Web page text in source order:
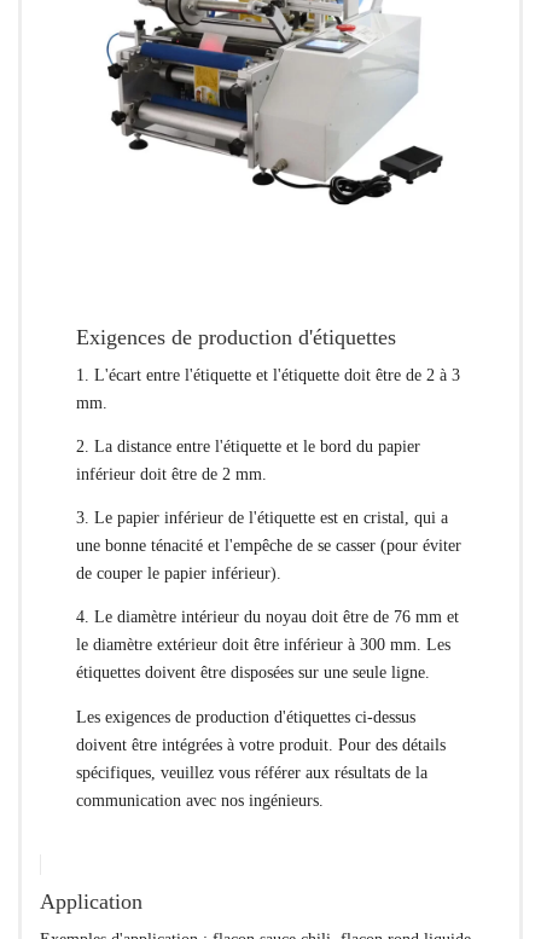
Exigences de production d'étiquettes
1. L'écart entre l'étiquette et l'étiquette doit être de 2 à 3
mm.
2. La distance entre l'étiquette et le bord du papier
inférieur doit être de 2 mm.
3. Le papier inférieur de l'étiquette est en cristal, qui a
une bonne ténacité et l'empêche de se casser (pour éviter
de couper le papier inférieur).
4. Le diamètre intérieur du noyau doit être de 76 mm et
le diamètre extérieur doit être inférieur à 300 mm. Les
étiquettes doivent être disposées sur une seule ligne.
Les exigences de production d'étiquettes ci-dessus
doivent être intégrées à votre produit. Pour des détails
spécifiques, veuillez vous référer aux résultats de la
communication avec nos ingénieurs.
Application